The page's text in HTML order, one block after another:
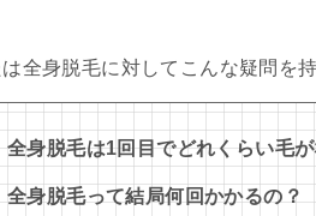
全身脱毛に対してこんな疑問を
全身脱毛は1回目でどれくらい毛
全身脱毛って結局何回かかるの？